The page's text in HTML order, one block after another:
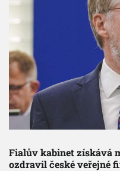
Fialův kabinet získává
ozdravil české veřejné